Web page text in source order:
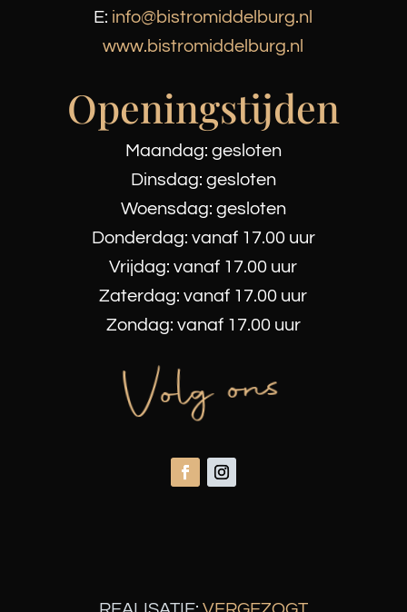
E: info@bistromiddelburg.nl
www.bistromiddelburg.nl
Openingstijden
Maandag: gesloten
Dinsdag: gesloten
Woensdag: gesloten
Donderdag: vanaf 17.00 uur
Vrijdag: vanaf 17.00 uur
Zaterdag: vanaf 17.00 uur
Zondag: vanaf 17.00 uur
Volg ons